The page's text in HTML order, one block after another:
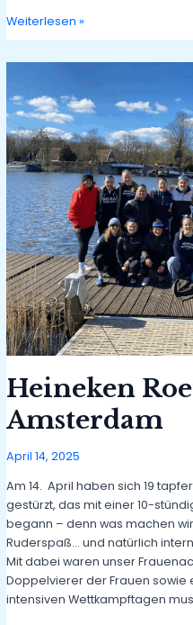
Erfolgreiche
Regatta
am
01.
Mai
Weiterlesen »
Heineken
Amsterdam
April 14, 2025
Am 14. April haben sich 19
gestürzt, das mit einer 10-
begann – denn was machen
Ruderspaß… und natürlich
Mit dabei waren unser
Doppelvierer der Frauen sowie
intensiven Wettkampftagen